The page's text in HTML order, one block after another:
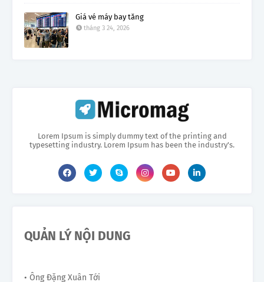
Giá vé máy bay tăng
tháng 3 24, 2026
Lorem Ipsum is simply dummy text of the printing and
typesetting industry. Lorem Ipsum has been the industry's.
QUẢN LÝ NỘI DUNG
• Ông Đặng Xuân Tới